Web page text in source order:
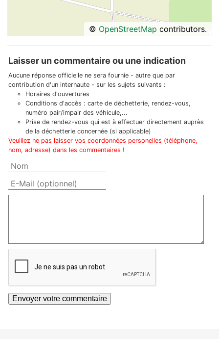
© OpenStreetMap contributors.
Laisser un commentaire ou une indication
Aucune réponse officielle ne sera fournie - autre que par
contribution d'un internaute - sur les sujets suivants :
Horaires d'ouvertures
Conditions d'accès : carte de déchetterie, rendez-vous,
numéro pair/impair des véhicule,...
Prise de rendez-vous qui est à effectuer directement auprès
de la déchetterie concernée (si applicable)
Veuillez ne pas laisser vos coordonnées personelles (téléphone,
nom, adresse) dans les commentaires !